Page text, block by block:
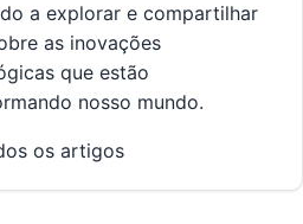
a explorar e compartilhar
as inovações
que estão
nosso mundo.
os artigos